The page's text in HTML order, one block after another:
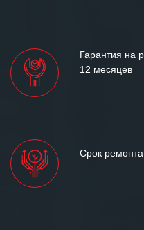
Гарантия на
12 месяцев
Срок